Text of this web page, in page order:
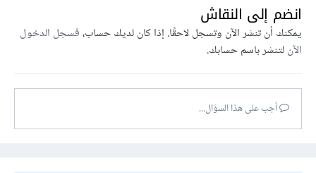
انضم إلى النقاش
يمكنك أن تنشر الآن وتسجل لاحقًا. إذا كان لديك حساب،فسجل الدخول
الآنلتنشر باسم حسابك.
أجب على هذا السؤال...